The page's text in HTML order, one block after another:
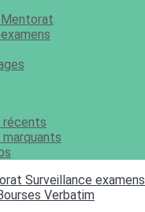
récents
Surveillance examens
Verbatim